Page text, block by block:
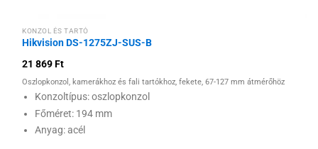
KONZOL ÉS TARTÓ
Hikvision DS-1275ZJ-SUS-B
21 869Ft
Oszlopkonzol, kamerákhoz és fali tartókhoz, fekete, 67-127 mm átmérőhöz
Konzoltípus: oszlopkonzol
Főméret: 194 mm
Anyag: acél